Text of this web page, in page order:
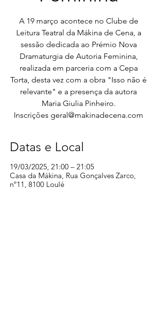
A 19 março acontece no Clube de
Leitura Teatral da Mákina de Cena, a
sessão dedicada ao Prémio Nova
Dramaturgia de Autoria Feminina,
realizada em parceria com a Cepa
Torta, desta vez com a obra "Isso não é
relevante" e a presença da autora
Maria Giulia Pinheiro.
Inscrições geral@makinadecena.com
Datas e Local
19/03/2025, 21:00 – 21:05
Casa da Mákina, Rua Gonçalves Zarco,
nº11, 8100 Loulé